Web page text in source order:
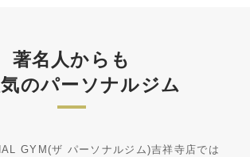
著名人からも
のパーソナルジム
GYM(ザ パーソナルジム)吉祥寺店では